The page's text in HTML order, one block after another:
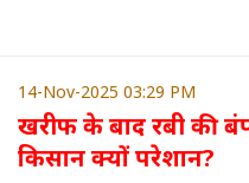
14-Nov-2025 03:29 PM
खरीफ के बाद रबी की
किसान क्यों परेशान?